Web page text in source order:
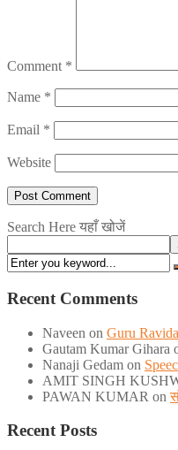
Comment *
Name *
Email *
Website
Search Here यहाँ खोजें
Recent Comments
Naveen on Guru
Gautam Kumar Gihara
Nanaji Gedam on
AMIT SINGH
PAWAN KUMAR on
Recent Posts